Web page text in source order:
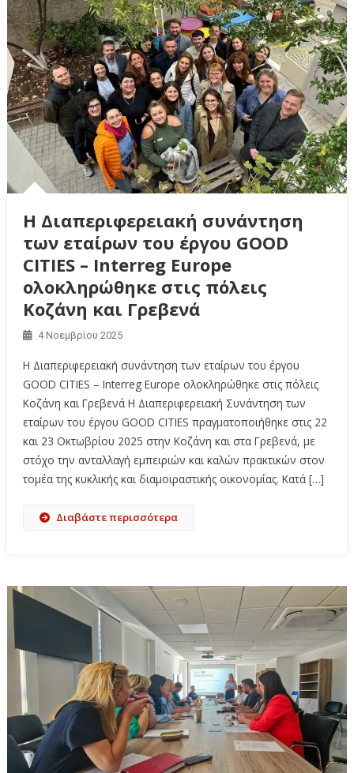
Η Διαπεριφερειακή συνάντηση
των εταίρων του έργου GOOD
CITIES – Interreg Europe
ολοκληρώθηκε στις πόλεις
Κοζάνη και Γρεβενά
4 Νοεμβρίου 2025
Η Διαπεριφερειακή συνάντηση των εταίρων του έργου
GOOD CITIES – Interreg Europe ολοκληρώθηκε στις πόλεις
Κοζάνη και Γρεβενά Η Διαπεριφερειακή Συνάντηση των
εταίρων του έργου GOOD CITIES πραγματοποιήθηκε στις 22
και 23 Οκτωβρίου 2025 στην Κοζάνη και στα Γρεβενά, με
στόχο την ανταλλαγή εμπειριών και καλών πρακτικών στον
τομέα της κυκλικής και διαμοιραστικής οικονομίας. Κατά […]
Διαβάστε περισσότερα